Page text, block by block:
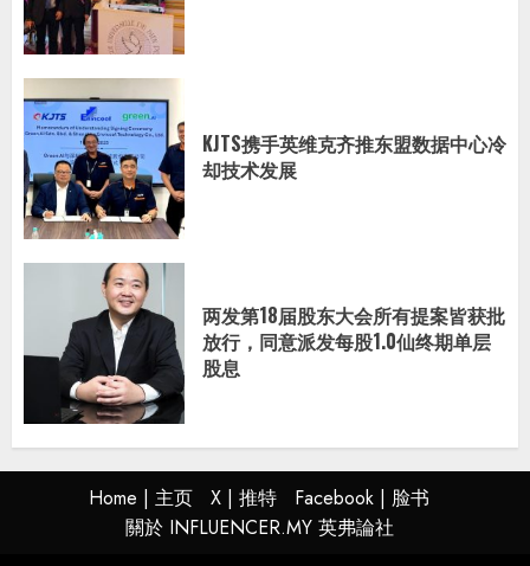
KJTS携手英维克齐推东盟数据中心冷
却技术发展
两发第18届股东大会所有提案皆获批
放行，同意派发每股1.0仙终期单层
股息
Home | 主页 X | 推特
Facebook | 脸书
關於 INFLUENCER.MY 英弗論社